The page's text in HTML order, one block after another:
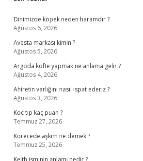
Sidebar
Dinimizde köpek neden haramdır ?
Ağustos 6, 2026
Avesta markası kimin ?
Ağustos 5, 2026
Argoda köfte yapmak ne anlama gelir ?
Ağustos 4, 2026
Ahiretin varlığını nasıl ispat ederiz ?
Ağustos 3, 2026
Koç tıp kaç puan ?
Temmuz 27, 2026
Korecede aşkım ne demek ?
Temmuz 25, 2026
Keith isminin anlamı nedir ?